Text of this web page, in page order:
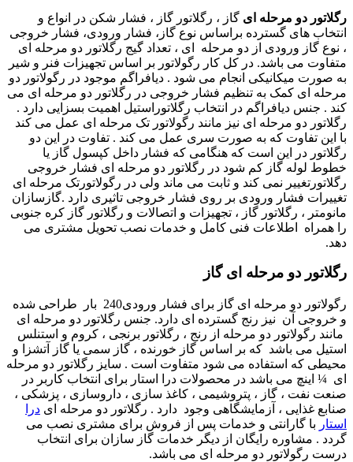
رگلاتور دو مرحله ای گاز ، رگلاتور گاز ، فشار شکن در انواع و
انتخاب های گسترده براساس نوع گاز، فشار ورودی، فشار خروجی
، نوع گاز ورودی از دو مرحله ای ، تعداد گیج رگلاتور دو مرحله ای
متفاوت می باشد. در کل کار رگولاتور بر اساس تجهیزات فنر و شیر
به صورت میکانیکی انجام می شود . دیافراگم موجود در رگولاتور دو
مرحله ای کمک به تنظیم فشار خروجی در رگلاتور دو مرحله ای می
کند . جنس دیافراگم در انتخاب رگلاتوراستیل اهمیت بسزایی دارد .
رگلاتور دو مرحله ای نیز مانند رگولاتور تک مرحله ای عمل می کند
با این تفاوت که به صورت سری عمل می کند . تفاوت در این دو
رگلاتور در این است که هنگامی که فشار داخل کپسول گاز یا
خطوط لوله گاز کم شود در رگلاتور دو مرحله ای فشار خروجی
رگلاتورتغییر نمی کند و ثابت می ماند ولی در رگولاتورتک مرحله ای
تغییرات فشار ورودی بر روی فشار خروجی تاثیری دارد .گازسازان
مانومتر ، رگلاتور گاز ، تجهیزات و اتصالات و رگلاتور گاز کره جنوبی
را همراه اطلاعات فنی کامل و خدمات نصب تحویل مشتری می
دهد.
رگلاتور دو مرحله ای گاز
رگولاتور دو مرحله ای گاز برای فشار ورودی240 بار طراحی شده
و خروجی آن نیز رنج گسترده ای دارد. جنس رگلاتور دو مرحله ای
مانند رگولاتور دو مرحله از رنج ، رگلاتور برنجی ، کروم و استنلس
استیل می باشد که بر اساس گاز خورنده ، گاز سمی یا گاز آتشزا و
محیطی که استفاده می شود متفاوت است . سایز رگلاتور دو مرحله
ای ¼ اینچ می باشد در محصولات درا استار برای انتخاب کاربر در
صنعت نفت ، گاز ، پتروشیمی ، کاغذ سازی ، داروسازی ، پزشکی ،
صنابع غذایی ، آزمایشگاهی وجود دارد . رگلاتور دو مرحله ای درا
استار با گارانتی و خدمات پس از فروش برای مشتری نصب می
گردد . مشاوره رایگان از دیگر خدمات گاز سازان برای انتخاب
درست رگولاتور دو مرحله ای می باشد.